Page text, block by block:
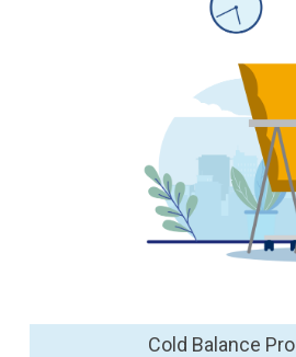
Сold Balance Pro